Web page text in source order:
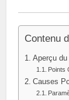
Contenu
Aperçu
Points
Causes